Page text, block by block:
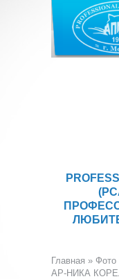
Главная » Фото
АР-НИКА